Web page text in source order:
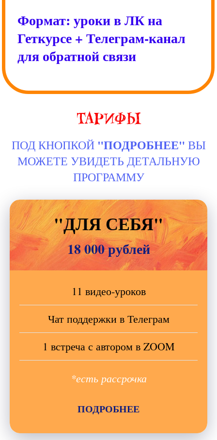
ТАРИФЫ
ПОД КНОПКОЙ "ПОДРОБНЕЕ" ВЫ
МОЖЕТЕ УВИДЕТЬ ДЕТАЛЬНУЮ
ПРОГРАММУ
"ДЛЯ СЕБЯ"
18 000 рублей
11 видео-уроков
Чат поддержки в Телеграм
1 встреча с автором в ZOOM
*есть рассрочка
ПОДРОБНЕЕ
ОБ АВТОРЕ
Процессуальный психолог, арт-
метафорических карт "Распуская косы"
и "Живая", автор т-игр "Дура" и "Линии
рода".
творчества в Перми.